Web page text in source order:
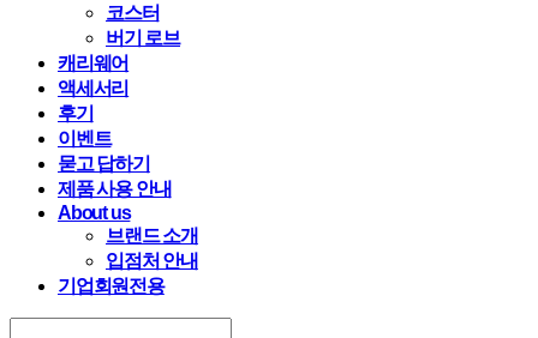
코스터
버기 로브
캐리웨어
액세서리
후기
이벤트
묻고 답하기
제품 사용 안내
About us
브랜드 소개
입점처 안내
기업회원전용